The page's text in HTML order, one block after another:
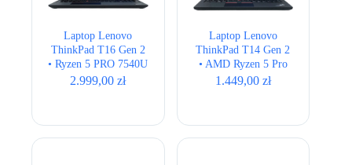
Laptop Lenovo
ThinkPad T16 Gen 2
• Ryzen 5 PRO 7540U
• 16GB • 512GB •
2.999,00zł
Laptop Lenovo
ThinkPad T14 Gen 2
• AMD Ryzen 5 Pro
5650U • 16GB •
1.449,00 zł